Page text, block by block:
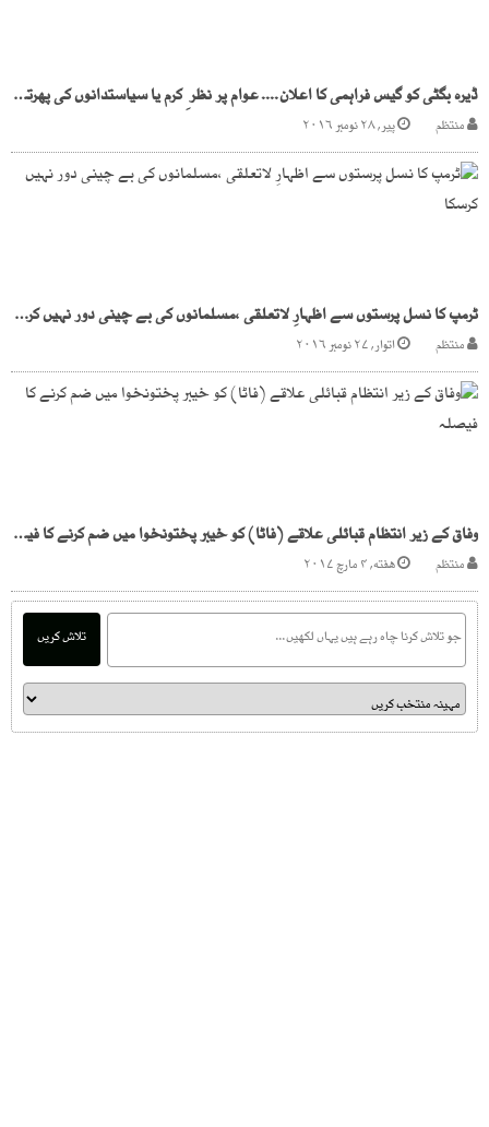
ڈیرہ بگٹی کو گیس فراہمی کا اعلان.... عوام پر نظر ِ کرم یا سیاستدانوں کی پھرتیاں ؟
منتظم پیر, ۲۸ نومبر ۲۰۱۶
ٹرمپ کا نسل پرستوں سے اظہارِ لاتعلقی ،مسلمانوں کی بے چینی دور نہیں کرسکا
منتظم اتوار, ۲۷ نومبر ۲۰۱۶
وفاق کے زیر انتظام قبائلی علاقے (فاٹا) کو خیبر پختونخوا میں ضم کرنے کا فیصلہ
منتظم هفته, ۴ مارچ ۲۰۱۷
تلاش کریں